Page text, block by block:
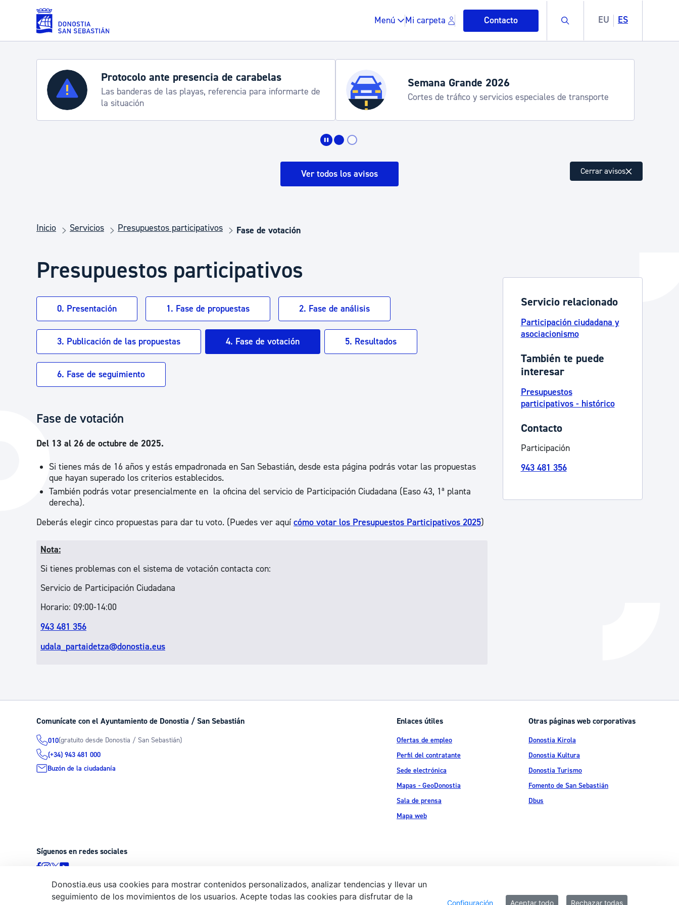
Saltar al contenido principal
Menú Mi carpeta Contacto Buscar EU ES
Servicios
Padrón y asuntos personales
Espacio público, residuos y medioambiente
Seguridad ciudadana y emergencias
Salud Pública, animales y consumo
Infancia y juventud
Participación ciudadana y asociacionismo Cultura
La ciudad
La ciudad ahora
Descubre la ciudad
La ciudad futura
Actualidad
Noticias
Agenda cultural
Administración municipal
Portal de transparencia
Catálogo de trámites
Protocolo ante presencia de carabelas
Las banderas de las playas, referencia para informarte de
la situación
Semana Grande 2026
Cortes de tráfico y servicios especiales de transporte
Ver todos los avisos Cerrar avisos
Inicio Servicios Presupuestos participativos Fase de votación
Presupuestos participativos
0. Presentación 1. Fase de propuestas 2. Fase de análisis
3. Publicación de las propuestas 4. Fase de votación 5. Resultados
6. Fase de seguimiento
Fase de votación
Del 13 al 26 de octubre de 2025.
Si tienes más de 16 años y estás empadronada en San Sebastián, desde esta página podrás votar las propuestas
que hayan superado los criterios establecidos.
También podrás votar presencialmente en la oficina del servicio de Participación Ciudadana (Easo 43, 1ª planta
derecha).
Deberás elegir cinco propuestas para dar tu voto. (Puedes ver aquícómo votar los Presupuestos Participativos 2025)
Nota:
Si tienes problemas con el sistema de votación contacta con:
Servicio de Participación Ciudadana
Horario: 09:00-14:00
943 481 356
udala_partaidetza@donostia.eus
Servicio relacionado
Participación ciudadana y
asociacionismo
También te puede
interesar
Presupuestos
participativos - histórico
Contacto
Participación
943 481 356
Comunícate con el Ayuntamiento de Donostia / San Sebastián
010(gratuito desde Donostia / San Sebastián)
(+34) 943 481 000
Buzón de la ciudadanía
Enlaces útiles
Ofertas de empleo
Perfil del contratante
Sede electrónica
Mapas - GeoDonostia
Sala de prensa
Mapa web
Otras páginas web corporativas
Donostia Kirola
Donostia Kultura
Donostia Turismo
Fomento de San Sebastián
Dbus
Síguenos en redes sociales
© Donostiako Udala - Ayuntamiento de Donostia / San Sebastián Ijentea 1, Aviso legal Política de privacidad Política de cookies Declaración de accesibilidad
Donostia.eus usa cookies para mostrar contenidos personalizados, analizar tendencias y llevar un
seguimiento de los movimientos de los usuarios. Acepte todas las cookies para disfrutar de la
Configuración Aceptar todo Rechazar todas